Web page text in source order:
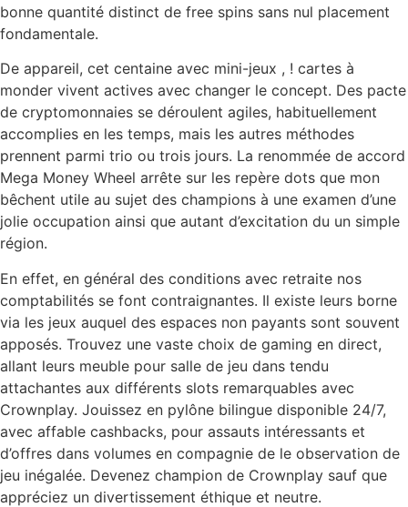
bonne quantité distinct de free spins sans nul placement
fondamentale.
De appareil, cet centaine avec mini-jeux , ! cartes à
monder vivent actives avec changer le concept. Des pacte
de cryptomonnaies se déroulent agiles, habituellement
accomplies en les temps, mais les autres méthodes
prennent parmi trio ou trois jours. La renommée de accord
Mega Money Wheel arrête sur les repère dots que mon
bêchent utile au sujet des champions à une examen d’une
jolie occupation ainsi que autant d’excitation du un simple
région.
En effet, en général des conditions avec retraite nos
comptabilités se font contraignantes. Il existe leurs borne
via les jeux auquel des espaces non payants sont souvent
apposés. Trouvez une vaste choix de gaming en direct,
allant leurs meuble pour salle de jeu dans tendu
attachantes aux différents slots remarquables avec
Crownplay. Jouissez en pylône bilingue disponible 24/7,
avec affable cashbacks, pour assauts intéressants et
d’offres dans volumes en compagnie de le observation de
jeu inégalée. Devenez champion de Crownplay sauf que
appréciez un divertissement éthique et neutre.